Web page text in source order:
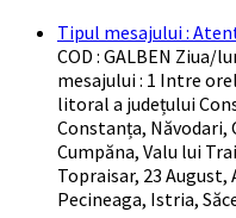
Tipul mesajului :
COD : GALBEN Ziua/
mesajului : 1 Intre
litoral a județului
Constanța, Năvodari,
Cumpăna, Valu lui
Topraisar, 23
Pecineaga, Istria,